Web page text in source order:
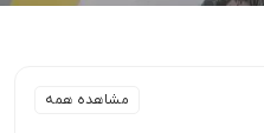
مشاهده همه